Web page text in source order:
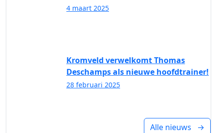
4 maart 2025
Kromveld verwelkomt Thomas
Deschamps als nieuwe hoofdtrainer!
28 februari 2025
Alle nieuws →